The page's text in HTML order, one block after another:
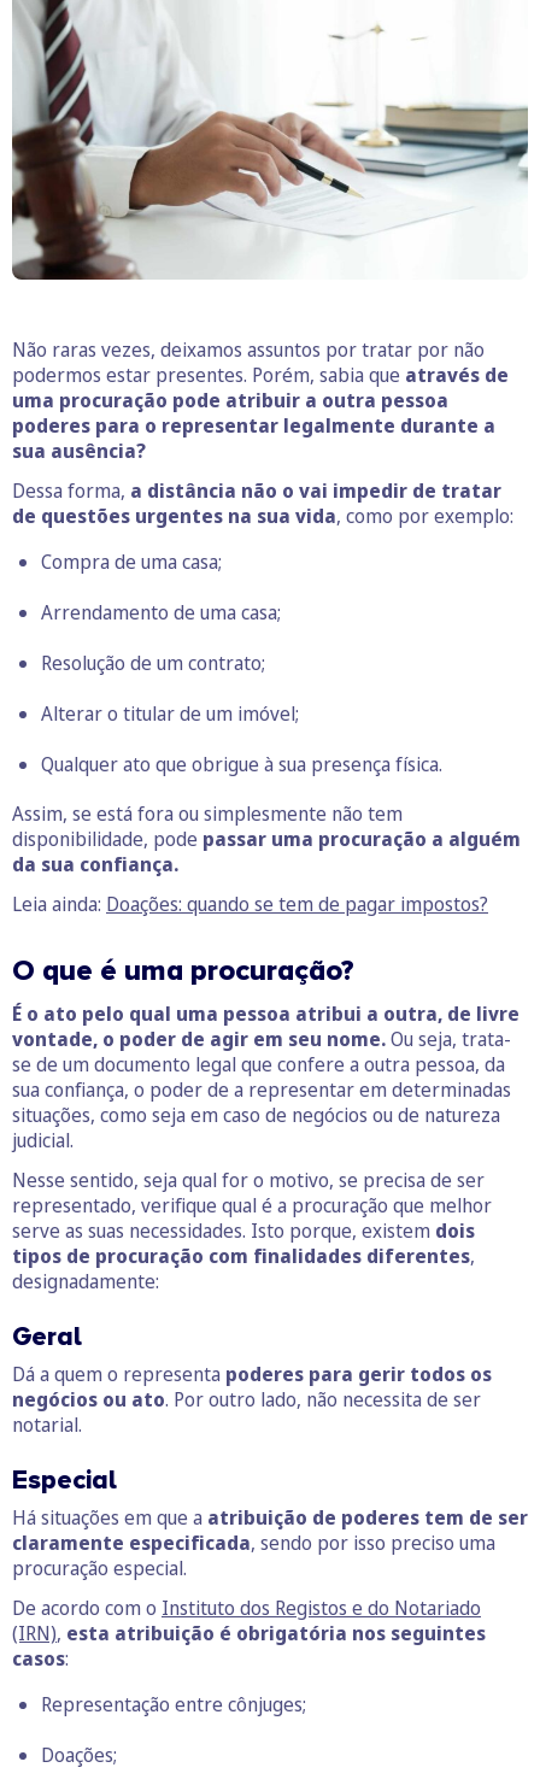
Não raras vezes, deixamos assuntos por tratar por não
podermos estar presentes. Porém, sabia que através de
uma procuração pode atribuir a outra pessoa
poderes para o representar legalmente durante a
sua ausência?
Dessa forma, a distância não o vai impedir de tratar
de questões urgentes na sua vida, como por exemplo:
Compra de uma casa;
Arrendamento de uma casa;
Resolução de um contrato;
Alterar o titular de um imóvel;
Qualquer ato que obrigue à sua presença física.
Assim, se está fora ou simplesmente não tem
disponibilidade, pode passar uma procuração a alguém
da sua confiança.
Leia ainda: Doações: quando se tem de pagar impostos?
O que é uma procuração?
É o ato pelo qual uma pessoa atribui a outra, de livre
vontade, o poder de agir em seu nome.Ou seja, trata-
se de um documento legal que confere a outra pessoa, da
sua confiança, o poder de a representar em determinadas
situações, como seja em caso de negócios ou de natureza
judicial.
Nesse sentido, seja qual for o motivo, se precisa de ser
representado, verifique qual é a procuração que melhor
serve as suas necessidades. Isto porque, existem dois
tipos de procuração com finalidades diferentes,
designadamente:
Geral
Dá a quem o representa poderes para gerir todos os
negócios ou ato. Por outro lado, não necessita de ser
notarial.
Especial
Há situações em que a atribuição de poderes tem de ser
claramente especificada, sendo por isso preciso uma
procuração especial.
De acordo com o Instituto dos Registos e do Notariado
(IRN), esta atribuição é obrigatória nos seguintes
casos:
Representação entre cônjuges;
Doações;